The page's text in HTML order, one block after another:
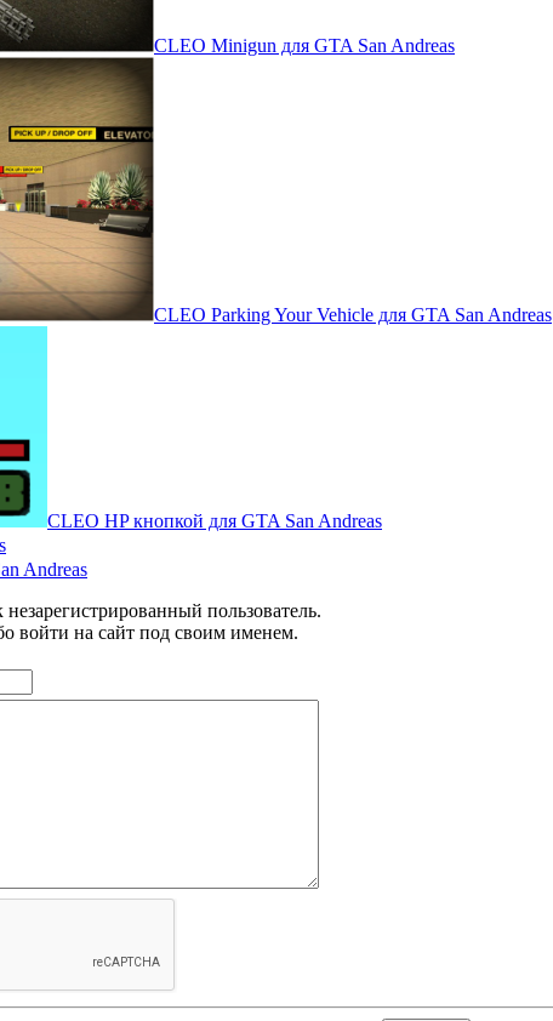
CLEO Minigun для GTA San Andreas
CLEO Parking Your Vehicle для GTA San Andreas
CLEO HP кнопкой для GTA San Andreas
Andreas
пользователь.
войти на сайт под своим именем.